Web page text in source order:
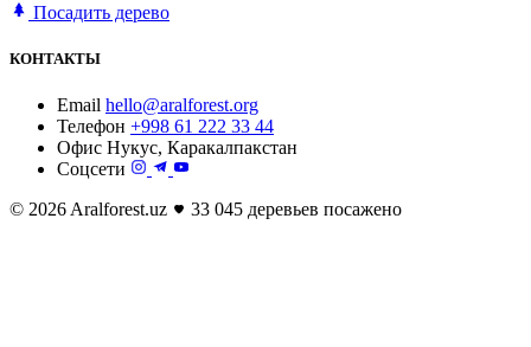
Посадить дерево
КОНТАКТЫ
Email hello@aralforest.org
Телефон +998 61 222 33 44
Офис Нукус, Каракалпакстан
Соцсети
© 2026 Aralforest.uz
33 045 деревьев посажено